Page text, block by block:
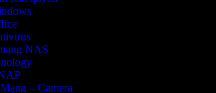
NAS
– Camera